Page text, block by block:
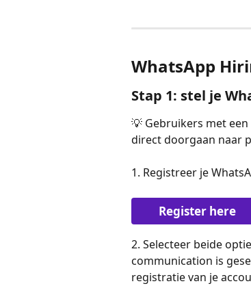
WhatsApp
Stap 1: stel je
💡 Gebruikers met
direct doorgaan naar
1. Registreer je
Register here
2. Selecteer beide
communication is
registratie van je